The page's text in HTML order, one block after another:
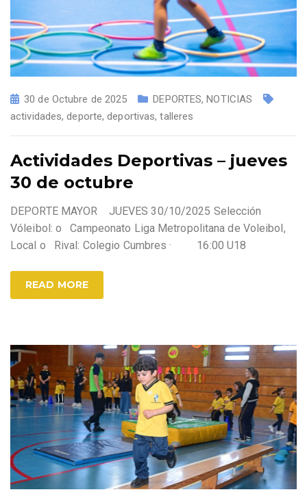
30 de Octubre de 2025 DEPORTES, NOTICIAS
actividades,deporte,deportivas,talleres
Actividades Deportivas – jueves
30 de octubre
DEPORTE MAYOR JUEVES 30/10/2025 Selección
Vóleibol: o Campeonato Liga Metropolitana de Voleibol,
Local o Rival: Colegio Cumbres · 16:00 U18
READ MORE